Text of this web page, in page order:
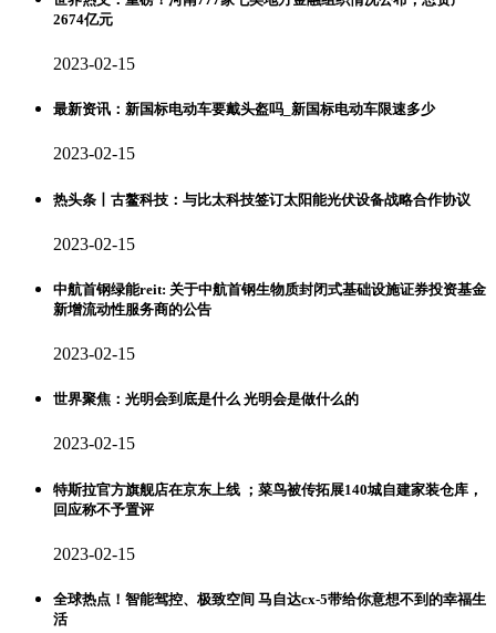
2674亿元
2023-02-15
最新资讯：新国标电动车要戴头盔吗_新国标电动车限速多少
2023-02-15
热头条丨古鳌科技：与比太科技签订太阳能光伏设备战略合作协议
2023-02-15
中航首钢绿能reit: 关于中航首钢生物质封闭式基础设施证券投资基金
新增流动性服务商的公告
2023-02-15
世界聚焦：光明会到底是什么 光明会是做什么的
2023-02-15
特斯拉官方旗舰店在京东上线 ；菜鸟被传拓展140城自建家装仓库，
回应称不予置评
2023-02-15
全球热点！智能驾控、极致空间 马自达cx-5带给你意想不到的幸福生
活